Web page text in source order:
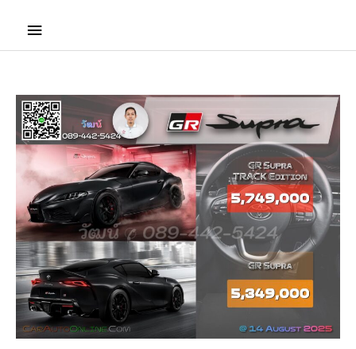
Main